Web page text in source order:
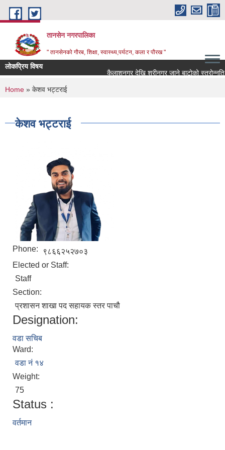
Skip to main content
तानसेन नगरपालिका
" तानसेनको गौरब, शिक्षा, स्वास्थ्य,पर्यटन, कला र पौरख "
लोकप्रिय विषय
You are here
Home » केशव भट्टराई
केशव भट्टराई
Phone:
९८६६२५२७०३
Elected or Staff:
Staff
Section:
प्रशासन शाखा पद सहायक स्तर पाचौ
Designation:
वडा सचिब
Ward:
वडा नं १४
Weight:
75
Status :
वर्तमान